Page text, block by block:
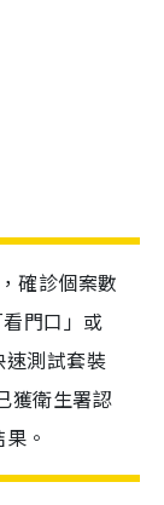
確診個案數
門口」或
測試套裝
獲衛生署認
。